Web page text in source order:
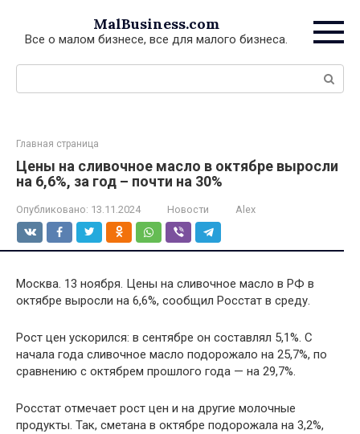
контенту
MalBusiness.com
Все о малом бизнесе, все для малого бизнеса.
Поиск:
Главная страница
Цены на сливочное масло в октябре выросли
на 6,6%, за год – почти на 30%
Опубликовано: 13.11.2024 Новости Alex
Москва. 13 ноября. Цены на сливочное масло в РФ в
октябре выросли на 6,6%, сообщил Росстат в среду.
Рост цен ускорился: в сентябре он составлял 5,1%. С
начала года сливочное масло подорожало на 25,7%, по
сравнению с октябрем прошлого года — на 29,7%.
Росстат отмечает рост цен и на другие молочные
продукты. Так, сметана в октябре подорожала на 3,2%,